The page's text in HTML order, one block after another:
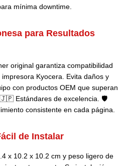
mínima downtime.
para Resultados
original garantiza compatibilidad
Kyocera. Evita daños y
con productos OEM que superan
Estándares de excelencia. 🛡️
consistente en cada página.
de Instalar
x 10.2 x 10.2 cm y peso ligero de